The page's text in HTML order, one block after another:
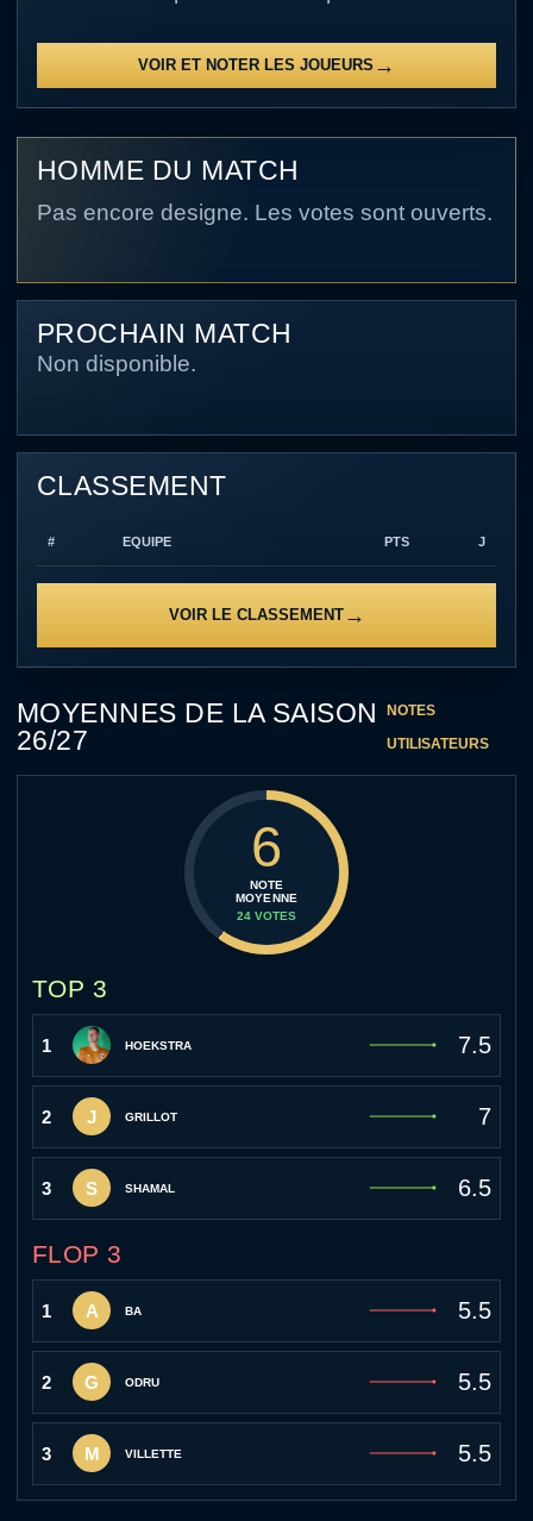
VOIR ET NOTER LES JOUEURS
HOMME DU MATCH
Pas encore designe. Les votes sont ouverts.
PROCHAIN MATCH
Non disponible.
CLASSEMENT
# EQUIPE PTS J
VOIR LE CLASSEMENT
MOYENNES DE LA SAISON
26/27
NOTES
UTILISATEURS
TOP 3
1 HOEKSTRA 7.5
2 J GRILLOT 7
3 S SHAMAL 6.5
6
NOTE
MOYENNE
24 VOTES
FLOP 3
1 A BA 5.5
2 G ODRU 5.5
3 M VILLETTE 5.5